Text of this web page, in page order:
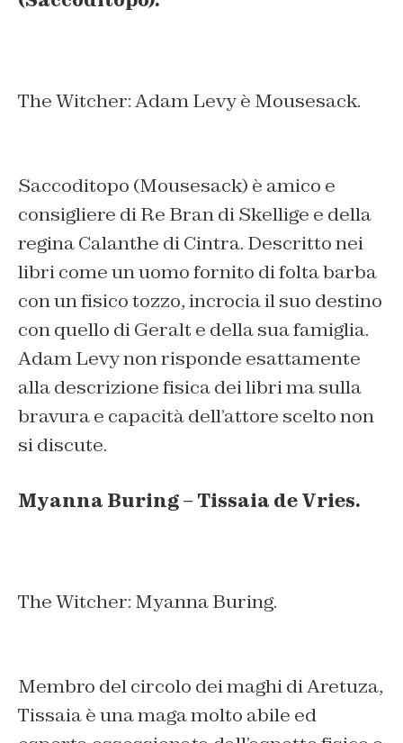
The Witcher: Adam Levy è Mousesack.
Saccoditopo (Mousesack) è amico e
consigliere di Re Bran di Skellige e della
regina Calanthe di Cintra. Descritto nei
libri come un uomo fornito di folta barba
con un fisico tozzo, incrocia il suo destino
con quello di Geralt e della sua famiglia.
Adam Levy non risponde esattamente
alla descrizione fisica dei libri ma sulla
bravura e capacità dell’attore scelto non
si discute.
Myanna Buring – Tissaia de Vries.
The Witcher: Myanna Buring.
Membro del circolo dei maghi di Aretuza,
Tissaia è una maga molto abile ed